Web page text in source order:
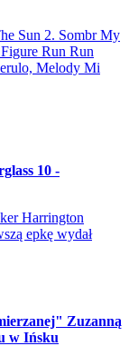
Sun 2. Sombr My
Run Run
Melody Mi
10 -
Harrington
epkę wydał
Zuzanną
w Ińsku